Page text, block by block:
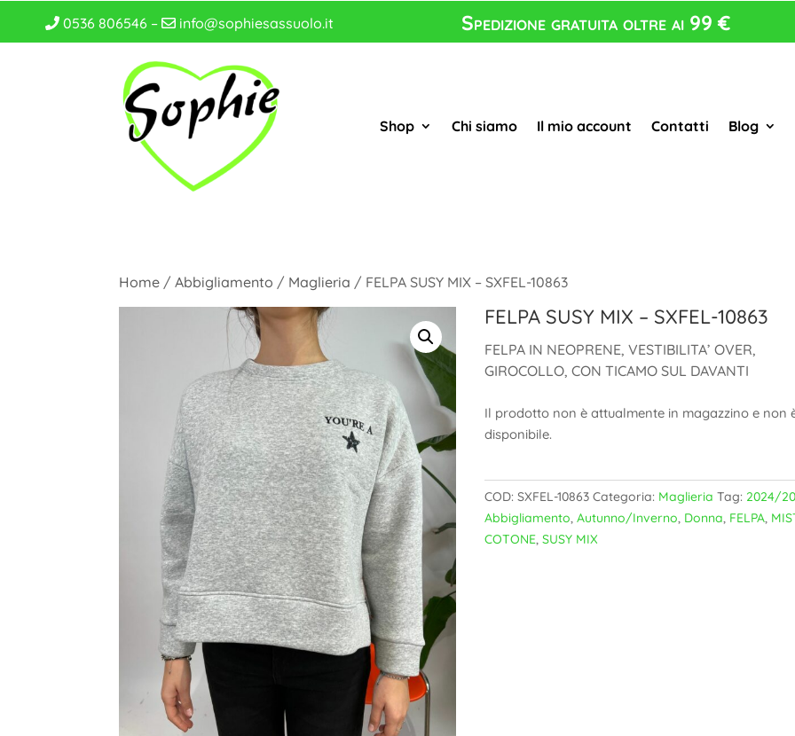
0536 806546 – info@sophiesassuolo.it Spedizione gratuita oltre ai 99 €
Shop Chi siamo Il mio account Contatti Blog
Home /Abbigliamento / Maglieria / FELPA SUSY MIX – SXFEL-10863
FELPA SUSY MIX – SXFEL-10863
FELPA IN NEOPRENE, VESTIBILITA’ OVER,
GIROCOLLO, CON TICAMO SUL DAVANTI
Il prodotto non è attualmente in magazzino e non
disponibile.
COD:SXFEL-10863 Categoria: Maglieria Tag: 2024/
Abbigliamento,Autunno/Inverno, Donna, FELPA,
COTONE,SUSY MIX